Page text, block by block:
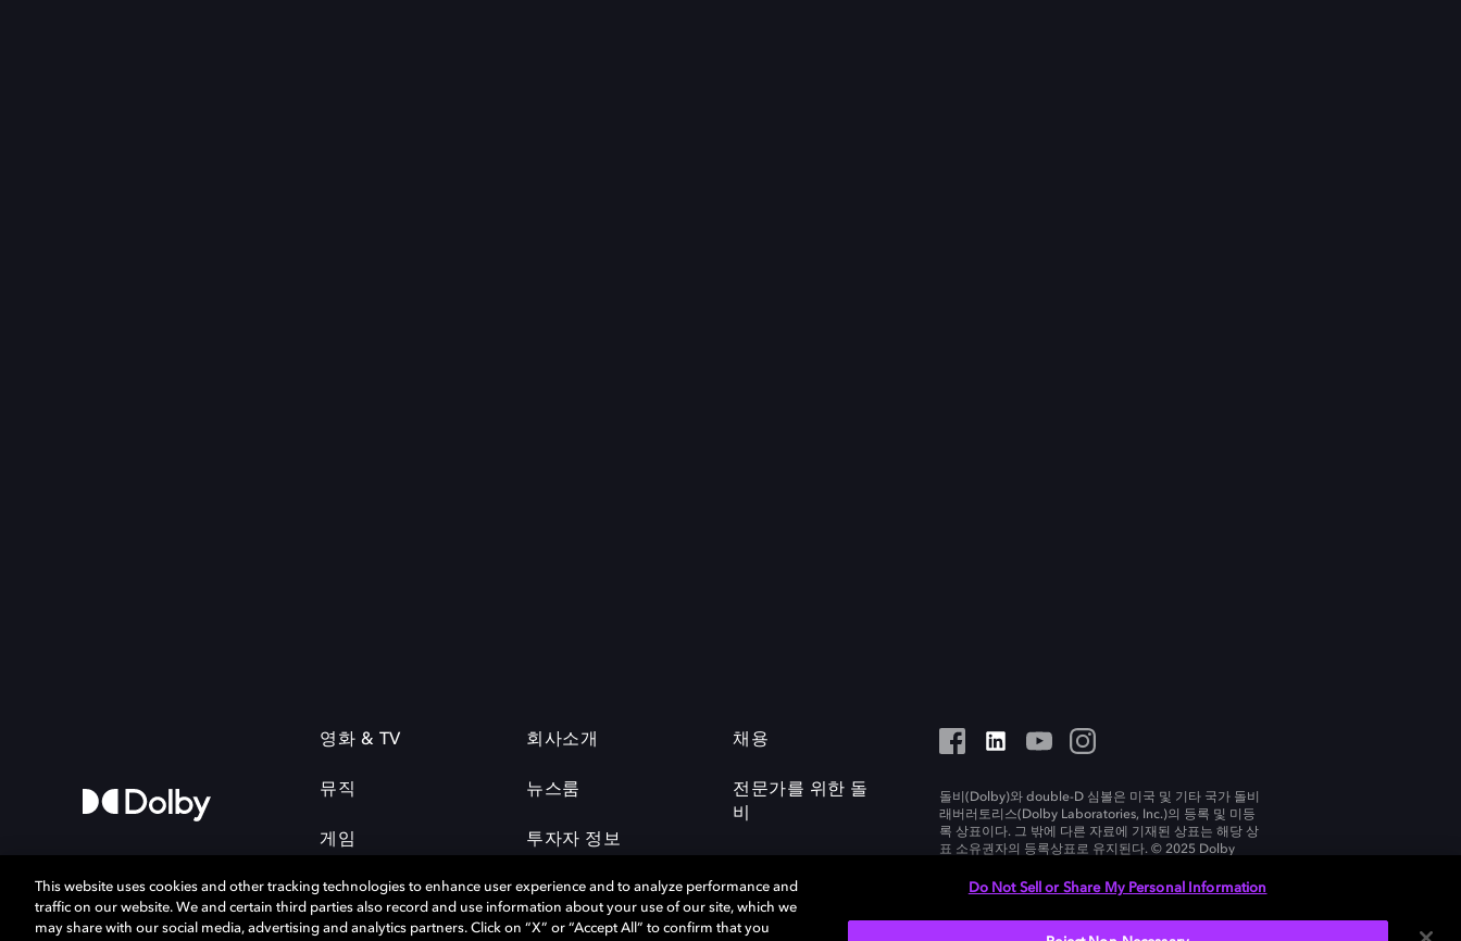
영화 & TV
뮤직
게임
회사소개
뉴스룸
투자자 정보
채용
전문가를 위한 돌
비
돌비(Dolby)와 double-D 심볼은 미국 및 기타 국가 돌비
래버러토리스(Dolby Laboratories, Inc.)의 등록 및 미등
록 상표이다. 그 밖에 다른 자료에 기재된 상표는 해당 상
표 소유권자의 등록상표로 유지된다. © 2025 Dolby
This website uses cookies and other tracking technologies to enhance user experience and to analyze performance and
traffic on our website. We and certain third parties also record and use information about your use of our site, which we
may share with our social media, advertising and analytics partners. Click on “X” or “Accept All” to confirm that you
Do Not Sell or Share My Personal Information